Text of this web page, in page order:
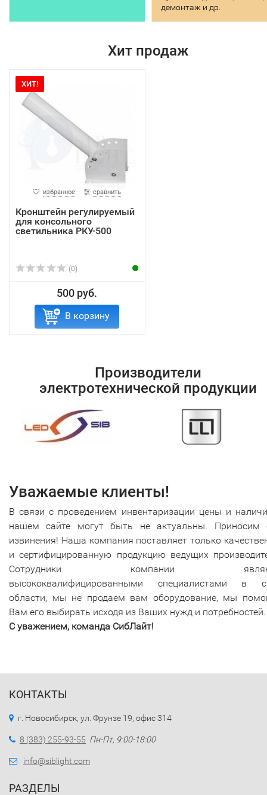
демонтаж и др.
Хит продаж
ХИТ!
избранное сравнить
Кронштейн регулируемый
для консольного
светильника РКУ-500
(0)
500 руб.
В корзину
Производители
электротехнической продукции
Уважаемые клиенты!
В связи с проведением инвентаризации цены и
нашем сайте могут быть не актуальны. Приносим
извинения! Наша компания поставляет только
и сертифицированную продукцию ведущих
Сотрудники компании
высококвалифицированными специалистами в
области, мы не продаем вам оборудование, мы
Вам его выбирать исходя из Ваших нужд и потребностей.
С уважением, команда СибЛайт!
КОНТАКТЫ
г. Новосибирск, ул. Фрунзе 19, офис 314
8 (383) 255-93-55 Пн-Пт, 9:00-18:00
info@siblight.com
РАЗДЕЛЫ